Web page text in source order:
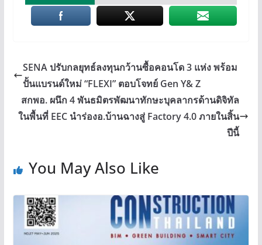
SENA ปรับกลยุทธ์ลงทุนกว้านซื้อคอนโด 3 แห่ง พร้อม
ปั้นแบรนด์ใหม่ “FLEXI” ตอบโจทย์ Gen Y& Z
สกพอ. ผนึก 4 พันธมิตรพัฒนาทักษะบุคลากรด้านดิจิทัล
ในพื้นที่ EEC นำร่องอ.บ้านฉางสู่ Factory 4.0 ภายในสิ้น
ปีนี้
You May Also Like